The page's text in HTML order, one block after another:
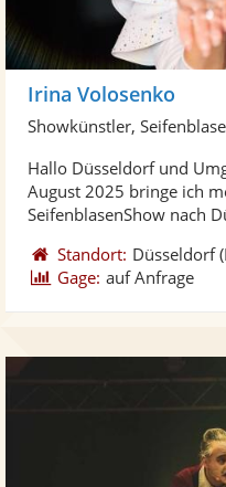
Irina Volosenko
Showkünstler,
Hallo Düsseldorf und
August 2025 bringe ich
SeifenblasenShow nach
Standort: Düsseldorf
Gage: auf Anfrage